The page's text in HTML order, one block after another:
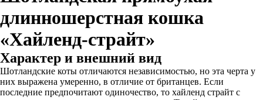
длинношерстная кошка
«Хайленд-страйт»
Характер и внешний вид
Шотландские коты отличаются независимостью, но эта черта у
них выражена умеренно, в отличие от британцев. Если
последние предпочитают одиночество, то хайленд страйт с